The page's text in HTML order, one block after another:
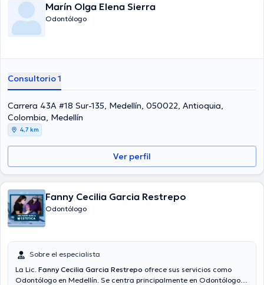
Marín Olga Elena Sierra
Odontólogo
Consultorio 1
Carrera 43A #18 Sur-135, Medellín, 050022, Antioquia,
Colombia, Medellín
4,7 km
Ver perfil
Fanny Cecilia Garcia Restrepo
Odontólogo
Sobre el especialista
La Lic. Fanny Cecilia Garcia Restrepo ofrece sus servicios como
Odontólogo en Medellín. Se centra principalmente en Odontólogo.